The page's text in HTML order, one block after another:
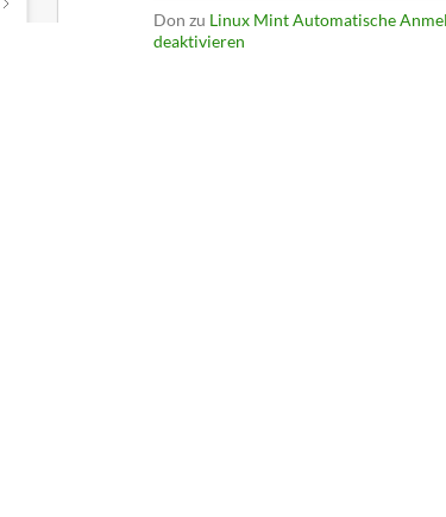
Don zu Linux Mint Automatische
deaktivieren